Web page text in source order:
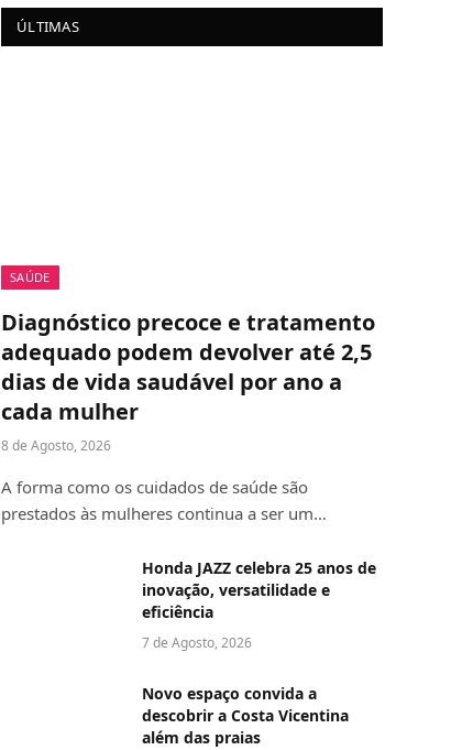
ÚLTIMAS
SAÚDE
Diagnóstico precoce e tratamento
adequado podem devolver até 2,5
dias de vida saudável por ano a
cada mulher
8 de Agosto, 2026
A forma como os cuidados de saúde são
prestados às mulheres continua a ser um…
Honda JAZZ celebra 25 anos de
inovação, versatilidade e
eficiência
7 de Agosto, 2026
Novo espaço convida a
descobrir a Costa Vicentina
além das praias